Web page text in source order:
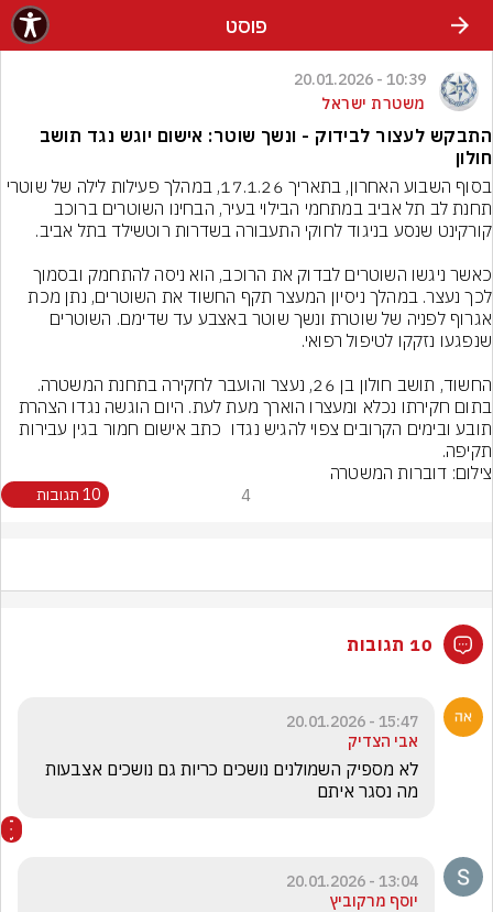
פוסט
10:39 - 20.01.2026
משטרת ישראל
התבקש לעצור לבידוק - ונשך שוטר: אישום יוגש נגד תושב
חולון
לכך נעצר. במהלך ניסיון המעצר תקף החשוד את השוטרים, נתן מכת
תובע ובימים הקרובים צפוי להגיש נגדו  כתב אישום חמור בגין עבירות
תקיפה.
צילום: דוברות המשטרה
4 10 תגובות
10 תגובות
15:47 - 20.01.2026
אבי הצדיק
מה נסגר איתם
13:04 - 20.01.2026
יוסף מרקוביץ